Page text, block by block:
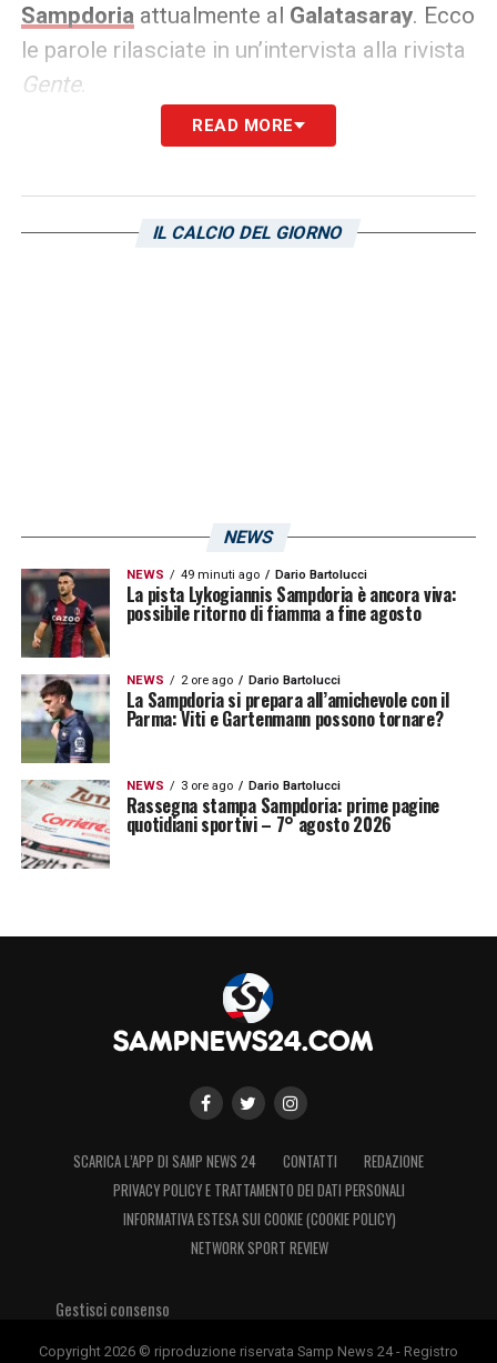
Sampdoriaattualmente al Galatasaray. Ecco
le parole rilasciate in un’intervista alla rivista
Gente.
DICHIARAZIONI – «Quando mi trovate un po’
sono felice a Masterchef e di tutto ciò che
READ MORE
IL CALCIO DEL GIORNO
NEWS
NEWS 49 minuti ago Dario Bartolucci
La pista Lykogiannis Sampdoria è ancora viva:
possibile ritorno di fiamma a fine agosto
NEWS 2 ore ago Dario Bartolucci
La Sampdoria si prepara all’amichevole con il
Parma: Viti e Gartenmann possono tornare?
NEWS 3 ore ago Dario Bartolucci
Rassegna stampa Sampdoria: prime pagine
quotidiani sportivi – 7° agosto 2026
SCARICA L’APP DI SAMP NEWS 24 CONTATTI
REDAZIONE
PRIVACY POLICY E TRATTAMENTO DEI DATI PERSONALI
INFORMATIVA ESTESA SUI COOKIE (COOKIE POLICY)
NETWORK SPORT REVIEW
Gestisci consenso
Copyright 2026 © riproduzione riservata Samp News 24 - Registro